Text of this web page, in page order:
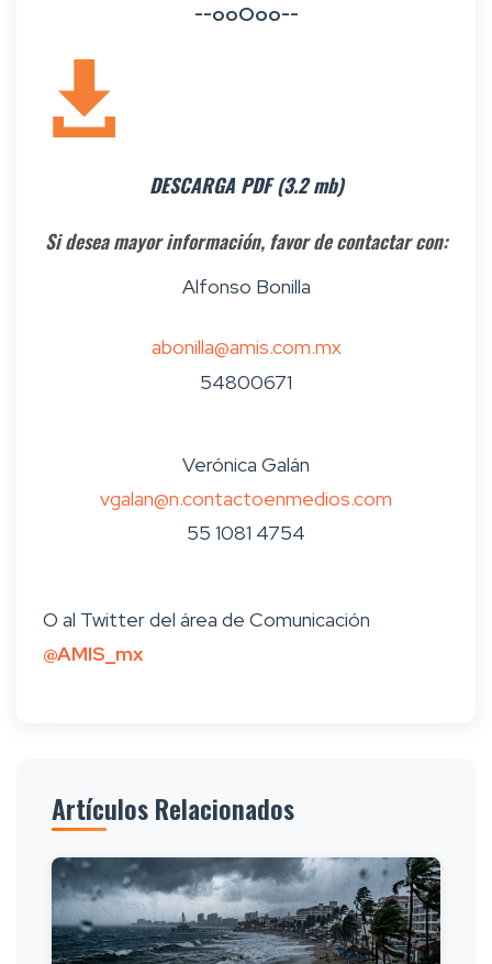
--ooOoo--
DESCARGA PDF (3.2 mb)
Si desea mayor información, favor de contactar con:
Alfonso Bonilla
abonilla@amis.com.mx
54800671
Verónica Galán
vgalan@n.contactoenmedios.com
55 1081 4754
O al Twitter del área de Comunicación
@AMIS_mx
Artículos Relacionados